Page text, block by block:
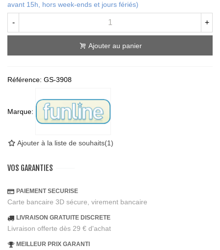
avant 15h, hors week-ends et jours fériés)
- +
Ajouter au panier
Référence: GS-3908
Marque:
Ajouter à la liste de souhaits(1)
VOS GARANTIES
PAIEMENT SECURISE
Carte bancaire 3D sécure, virement bancaire
LIVRAISON GRATUITE DISCRETE
Livraison offerte dès 29 € d'achat
MEILLEUR PRIX GARANTI